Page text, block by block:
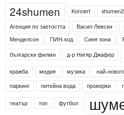
24shumen Koncert
Агенция по заетостта
Васил Левски
Менделсон
ПИН-код Синя зона
български филми
д-р Нигяр Джафер
кражба медия музика най-
паркинг питейна вода проверки
театър топ футбол